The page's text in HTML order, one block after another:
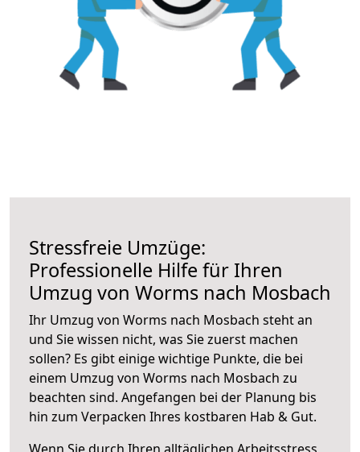
Stressfreie Umzüge:
Professionelle Hilfe für Ihren
Umzug von Worms nach Mosbach
Ihr Umzug von Worms nach Mosbach steht an
und Sie wissen nicht, was Sie zuerst machen
sollen? Es gibt einige wichtige Punkte, die bei
einem Umzug von Worms nach Mosbach zu
beachten sind. Angefangen bei der Planung bis
hin zum Verpacken Ihres kostbaren Hab & Gut.